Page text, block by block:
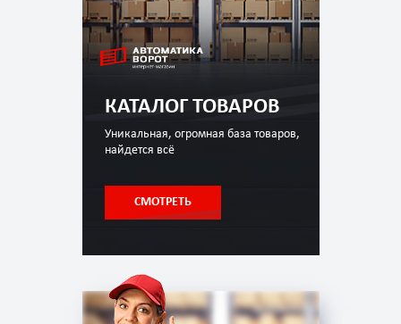
КАТАЛОГ ТОВАРОВ
Уникальная, огромная база товаров,
найдется всё
СМОТРЕТЬ